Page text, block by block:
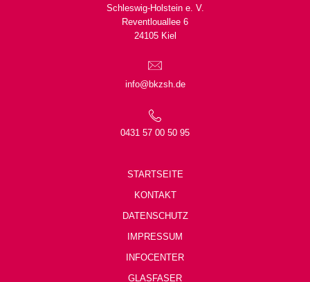
Schleswig-Holstein e. V.
Reventlouallee 6
24105 Kiel
info@bkzsh.de
0431 57 00 50 95
STARTSEITE
KONTAKT
DATENSCHUTZ
IMPRESSUM
INFOCENTER
GLASFASER